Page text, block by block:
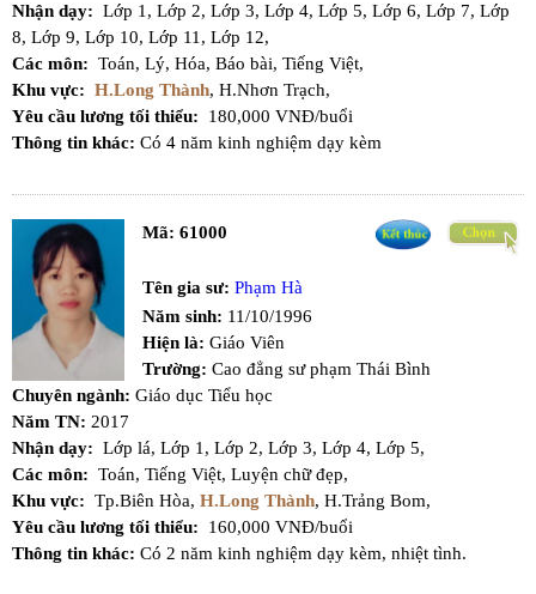
Nhận dạy: Lớp 1, Lớp 2, Lớp 3, Lớp 4, Lớp 5, Lớp 6, Lớp 7, Lớp
8, Lớp 9, Lớp 10, Lớp 11, Lớp 12,
Các môn: Toán, Lý, Hóa, Báo bài, Tiếng Việt,
Khu vực: H.Long Thành, H.Nhơn Trạch,
Yêu cầu lương tối thiểu:
180,000 VNĐ/buổi
Thông tin khác: Có 4 năm kinh nghiệm dạy kèm
Mã: 61000
Tên gia sư: Phạm Hà
Năm sinh: 11/10/1996
Hiện là: Giáo Viên
Trường: Cao đẳng sư phạm Thái Bình
Chuyên ngành: Giáo dục Tiểu học
Năm TN: 2017
Nhận dạy: Lớp lá, Lớp 1, Lớp 2, Lớp 3, Lớp 4, Lớp 5,
Các môn: Toán, Tiếng Việt, Luyện chữ đẹp,
Khu vực: Tp.Biên Hòa, H.Long Thành, H.Trảng Bom,
Yêu cầu lương tối thiểu:
160,000 VNĐ/buổi
Thông tin khác: Có 2 năm kinh nghiệm dạy kèm, nhiệt tình.